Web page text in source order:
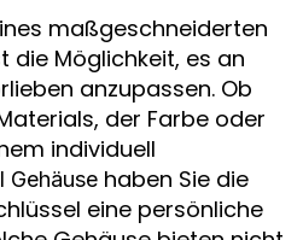
maßgeschneiderten
die Möglichkeit, es an
anzupassen. Ob
der Farbe oder
individuell
Gehäuse haben Sie die
eine persönliche